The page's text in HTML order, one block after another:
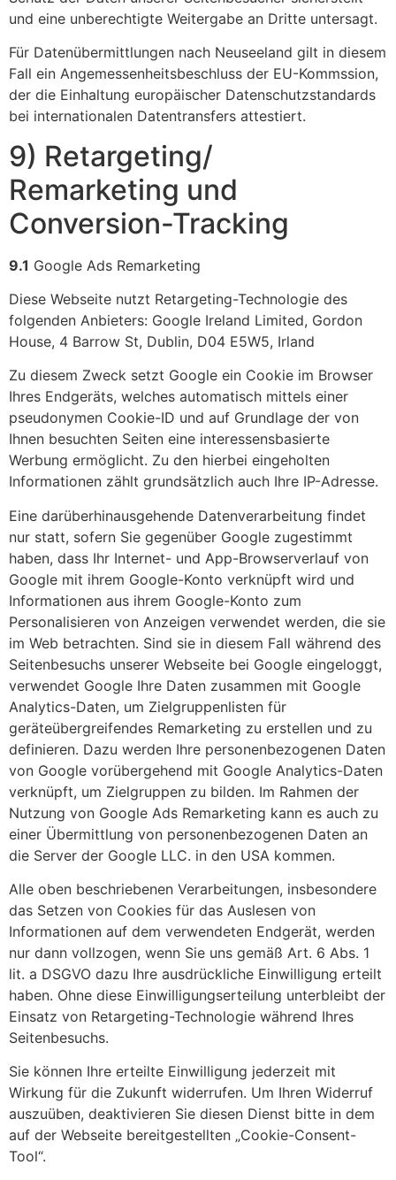
und eine unberechtigte Weitergabe an Dritte untersagt.
Für Datenübermittlungen nach Neuseeland gilt in diesem
Fall ein Angemessenheitsbeschluss der EU-Kommssion,
der die Einhaltung europäischer Datenschutzstandards
bei internationalen Datentransfers attestiert.
9) Retargeting/
Remarketing und
Conversion-Tracking
9.1 Google Ads Remarketing
Diese Webseite nutzt Retargeting-Technologie des
folgenden Anbieters: Google Ireland Limited, Gordon
House, 4 Barrow St, Dublin, D04 E5W5, Irland
Zu diesem Zweck setzt Google ein Cookie im Browser
Ihres Endgeräts, welches automatisch mittels einer
pseudonymen Cookie-ID und auf Grundlage der von
Ihnen besuchten Seiten eine interessensbasierte
Werbung ermöglicht. Zu den hierbei eingeholten
Informationen zählt grundsätzlich auch Ihre IP-Adresse.
Eine darüberhinausgehende Datenverarbeitung findet
nur statt, sofern Sie gegenüber Google zugestimmt
haben, dass Ihr Internet- und App-Browserverlauf von
Google mit ihrem Google-Konto verknüpft wird und
Informationen aus ihrem Google-Konto zum
Personalisieren von Anzeigen verwendet werden, die sie
im Web betrachten. Sind sie in diesem Fall während des
Seitenbesuchs unserer Webseite bei Google eingeloggt,
verwendet Google Ihre Daten zusammen mit Google
Analytics-Daten, um Zielgruppenlisten für
geräteübergreifendes Remarketing zu erstellen und zu
definieren. Dazu werden Ihre personenbezogenen Daten
von Google vorübergehend mit Google Analytics-Daten
verknüpft, um Zielgruppen zu bilden. Im Rahmen der
Nutzung von Google Ads Remarketing kann es auch zu
einer Übermittlung von personenbezogenen Daten an
die Server der Google LLC. in den USA kommen.
Alle oben beschriebenen Verarbeitungen, insbesondere
das Setzen von Cookies für das Auslesen von
Informationen auf dem verwendeten Endgerät, werden
nur dann vollzogen, wenn Sie uns gemäß Art. 6 Abs. 1
lit. a DSGVO dazu Ihre ausdrückliche Einwilligung erteilt
haben. Ohne diese Einwilligungserteilung unterbleibt der
Einsatz von Retargeting-Technologie während Ihres
Seitenbesuchs.
Sie können Ihre erteilte Einwilligung jederzeit mit
Wirkung für die Zukunft widerrufen. Um Ihren Widerruf
auszuüben, deaktivieren Sie diesen Dienst bitte in dem
auf der Webseite bereitgestellten „Cookie-Consent-
Tool“.